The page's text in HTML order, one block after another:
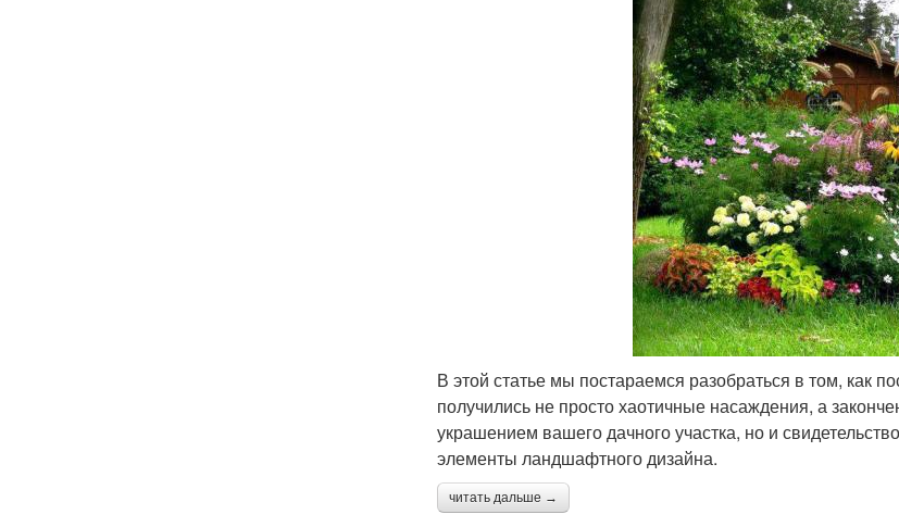
В этой статье мы постараемся разобраться в том, как
получились не просто хаотичные насаждения, а
украшением вашего дачного участка, но и
элементы ландшафтного дизайна.
читать дальше →